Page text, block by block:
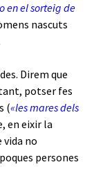
en el sorteig de
nascuts
Direm que
potser fes
(«les mares dels
en eixir la
vida no
persones